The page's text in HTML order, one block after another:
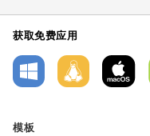
获取免费应用
模板